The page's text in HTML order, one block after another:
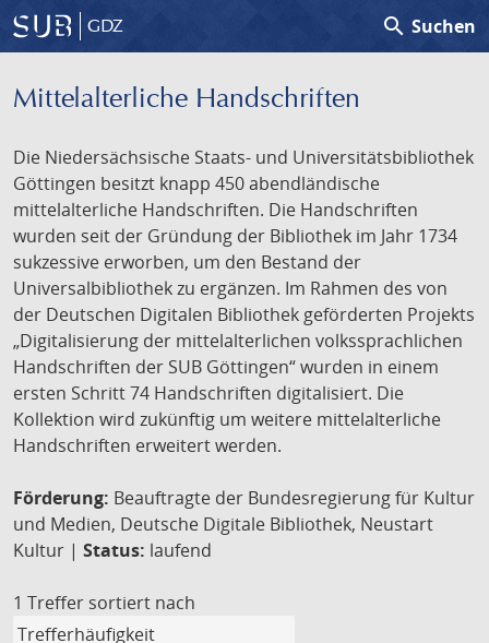
GDZ search Suchen
Mittelalterliche Handschriften
Die Niedersächsische Staats- und Universitätsbibliothek
Göttingen besitzt knapp 450 abendländische
mittelalterliche Handschriften. Die Handschriften
wurden seit der Gründung der Bibliothek im Jahr 1734
sukzessive erworben, um den Bestand der
Universalbibliothek zu ergänzen. Im Rahmen des von
der Deutschen Digitalen Bibliothek geförderten Projekts
„Digitalisierung der mittelalterlichen volkssprachlichen
Handschriften der SUB Göttingen“ wurden in einem
ersten Schritt 74 Handschriften digitalisiert. Die
Kollektion wird zukünftig um weitere mittelalterliche
Handschriften erweitert werden.
Förderung: Beauftragte der Bundesregierung für Kultur
und Medien, Deutsche Digitale Bibliothek, Neustart
Kultur | Status: laufend
1 Treffer sortiert nach